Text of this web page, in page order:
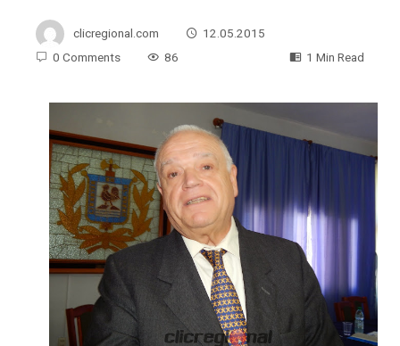
clicregional.com
12.05.2015
0 Comments
86 1 Min Read